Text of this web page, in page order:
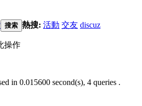
搜索 熱搜: 活動 交友 discuz
操作
in 0.015600 second(s), 4 queries .